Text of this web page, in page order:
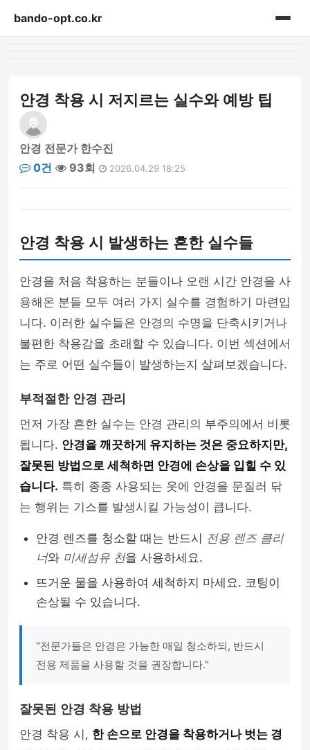
bando-opt.co.kr
안경 착용 시 저지르는 실수와 예방 팁
안경 전문가 한수진
0건
93회 2026.04.29 18:25
안경 착용 시 발생하는 흔한 실수들
안경을 처음 착용하는 분들이나 오랜 시간 안경을 사
용해온 분들 모두 여러 가지 실수를 경험하기 마련입
니다. 이러한 실수들은 안경의 수명을 단축시키거나
불편한 착용감을 초래할 수 있습니다. 이번 섹션에서
는 주로 어떤 실수들이 발생하는지 살펴보겠습니다.
부적절한 안경 관리
먼저 가장 흔한 실수는 안경 관리의 부주의에서 비롯
됩니다. 안경을 깨끗하게 유지하는 것은 중요하지만,
잘못된 방법으로 세척하면 안경에 손상을 입힐 수 있
습니다. 특히 종종 사용되는 옷에 안경을 문질러 닦
는 행위는 기스를 발생시킬 가능성이 큽니다.
안경 렌즈를 청소할 때는 반드시 전용 렌즈 클리
너와 미세섬유 천을 사용하세요.
뜨거운 물을 사용하여 세척하지 마세요. 코팅이
손상될 수 있습니다.
"전문가들은 안경은 가능한 매일 청소하되, 반드시
전용 제품을 사용할 것을 권장합니다."
잘못된 안경 착용 방법
안경 착용 시, 한 손으로 안경을 착용하거나 벗는 경